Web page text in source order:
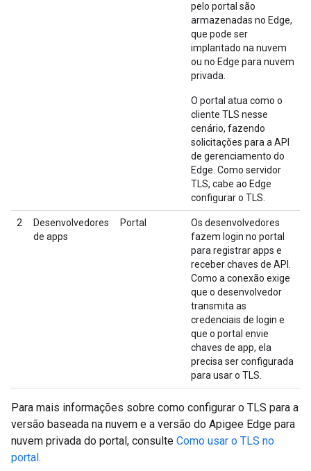
pelo portal são
armazenadas no Edge,
que pode ser
implantado na nuvem
ou no Edge para nuvem
privada.
O portal atua como o
cliente TLS nesse
cenário, fazendo
solicitações para a API
de gerenciamento do
Edge. Como servidor
TLS, cabe ao Edge
configurar o TLS.
2
Desenvolvedores
de apps
Portal
Os desenvolvedores
fazem login no portal
para registrar apps e
receber chaves de API.
Como a conexão exige
que o desenvolvedor
transmita as
credenciais de login e
que o portal envie
chaves de app, ela
precisa ser configurada
para usar o TLS.
Para mais informações sobre como configurar o TLS para a
versão baseada na nuvem e a versão do Apigee Edge para
nuvem privada do portal, consulte Como usar o TLS no
portal.